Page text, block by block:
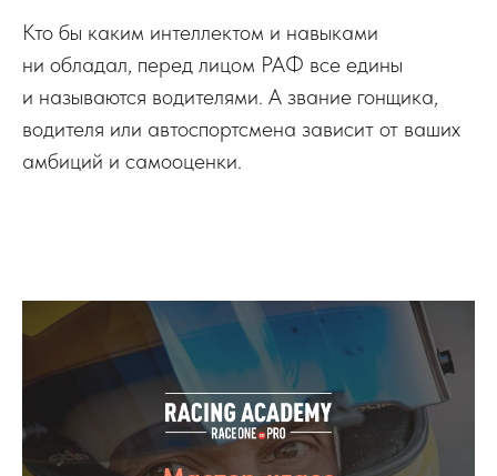
Кто бы каким интеллектом и навыками
ни обладал, перед лицом РАФ все едины
и называются водителями. А звание гонщика,
водителя или автоспортсмена зависит от ваших
амбиций и самооценки.